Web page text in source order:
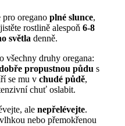
pro oregano plné slunce,
rostlině alespoň 6-8
světla denně.
všechny druhy oregana:
propustnou půdu s
se mu v chudé půdě,
chuť oslabit.
ale nepřelévejte.
nebo přemokřenou